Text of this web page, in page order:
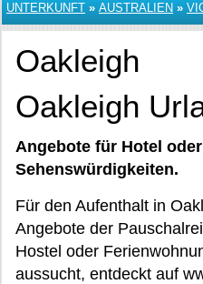
UNTERKUNFT » AUSTRALIEN »
Oakleigh
Oakleigh
Angebote für Hotel
Sehenswürdigkeiten.
Für den Aufenthalt in
Angebote der
Hostel oder
aussucht, entdeckt auf